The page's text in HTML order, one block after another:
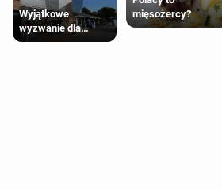
Wyjątkowe
wyzwanie dla
posiadaczy kart
mięsożercy?